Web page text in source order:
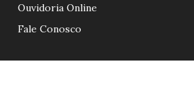
Ouvidoria Online
Fale Conosco